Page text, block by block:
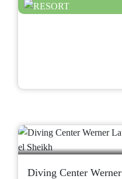
Diving Center Werner